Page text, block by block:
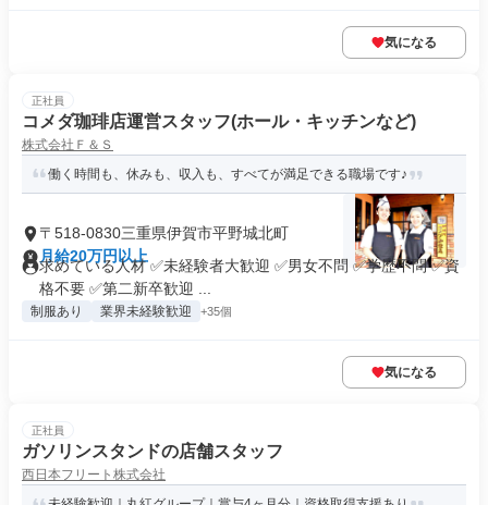
気になる
正社員
コメダ珈琲店運営スタッフ(ホール・キッチンなど)
株式会社Ｆ＆Ｓ
働く時間も、休みも、収入も、すべてが満足できる職場です♪
〒518-0830三重県伊賀市平野城北町
月給20万円以上
求めている人材 ✅未経験者大歓迎 ✅男女不問 ✅学歴不問 ✅資
格不要 ✅第二新卒歓迎 ...
制服あり 業界未経験歓迎 +35個
気になる
正社員
ガソリンスタンドの店舗スタッフ
西日本フリート株式会社